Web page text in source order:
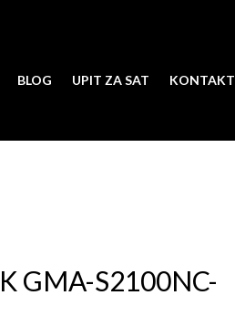
BLOG UPIT ZA SAT KONTAKT
GMA-S2100NC-